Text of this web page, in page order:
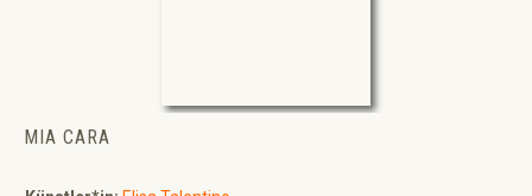
MIA CARA